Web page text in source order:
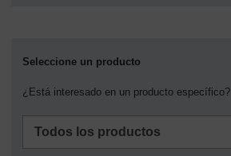
Seleccione un producto
¿Está interesado en un producto específico?